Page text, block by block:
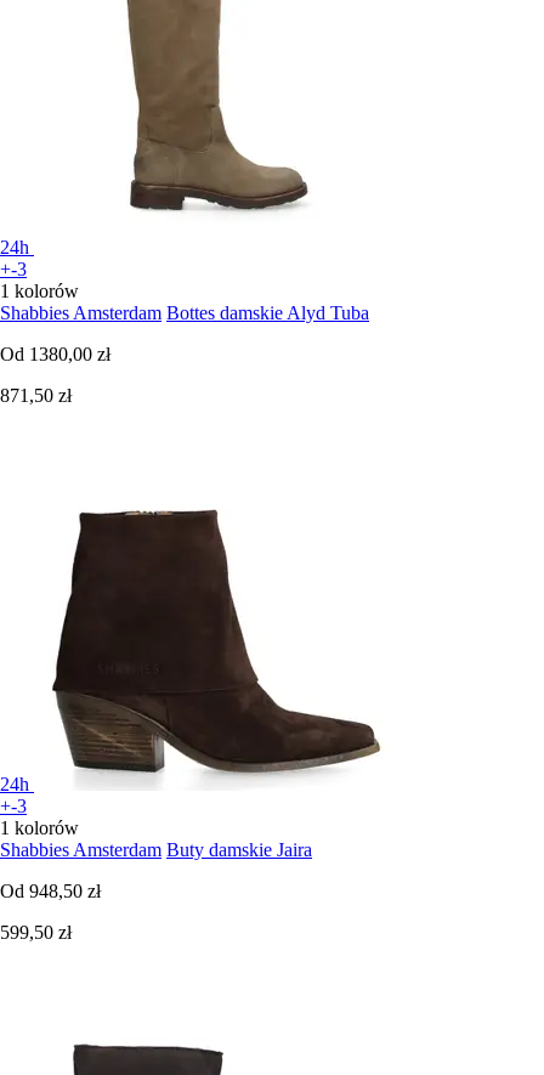
24h
+-3
1 kolorów
Shabbies Amsterdam Bottes damskie Alyd Tuba
Od 1380,00 zł
871,50 zł
24h
+-3
1 kolorów
Shabbies Amsterdam Buty damskie Jaira
Od 948,50 zł
599,50 zł